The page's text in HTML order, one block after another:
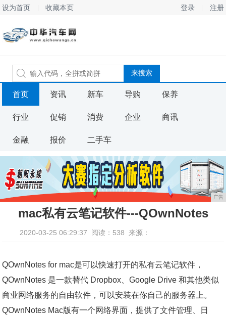
设为首页 收藏本页 登录 注册
首页 资讯 新车 导购 保养
行业 促销 消费 企业 商讯
金融 报价 二手车
广告
mac私有云笔记软件---QOwnNotes
2020-03-25 06:29:37 阅读：538 来源：
QOwnNotes for mac是可以快速打开的私有云笔记软件，
QOwnNotes 是一款替代 Dropbox、Google Drive 和其他类似
商业网络服务的自由软件，可以安装在你自己的服务器上。
QOwnNotes Mac版有一个网络界面，提供了文件管理、日